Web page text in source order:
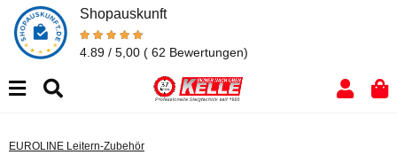
Shopauskunft
4.89 / 5,00 ( 62 Bewertungen)
EUROLINE Leitern-Zubehör